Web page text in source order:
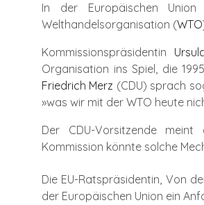
In der Europäischen
Welthandelsorganisation (WTO
Kommissionspräsidentin
Organisation ins Spiel, die
Friedrich Merz (CDU) sprach
»was wir mit der WTO heute
Der CDU-Vorsitzende meint
Kommission könnte solche
Die EU-Ratspräsidentin, Von
der Europäischen Union ein